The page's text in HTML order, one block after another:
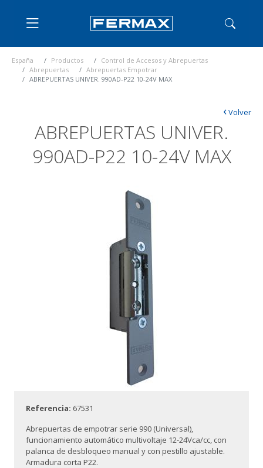
España Productos
Control de Accesos y Abrepuertas
Abrepuertas
Abrepuertas Empotrar
ABREPUERTAS UNIVER. 990AD-P22 10-24V MAX
ABREPUERTAS UNIVER.
990AD-P22 10-24V MAX
‹Volver
Referencia: 67531
Abrepuertas de empotrar serie 990 (Universal),
funcionamiento automático multivoltaje 12-24Vca/cc, con
palanca de desbloqueo manual y con pestillo ajustable.
Armadura corta P22.